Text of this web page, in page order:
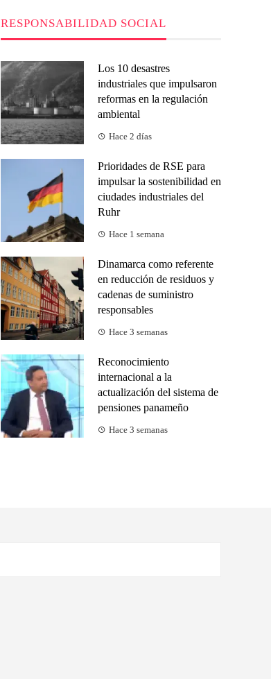
RESPONSABILIDAD SOCIAL
Los 10 desastres
industriales que impulsaron
reformas en la regulación
ambiental
Hace 2 días
Prioridades de RSE para
impulsar la sostenibilidad en
ciudades industriales del
Ruhr
Hace 1 semana
Dinamarca como referente
en reducción de residuos y
cadenas de suministro
responsables
Hace 3 semanas
Reconocimiento
internacional a la
actualización del sistema de
pensiones panameño
Hace 3 semanas